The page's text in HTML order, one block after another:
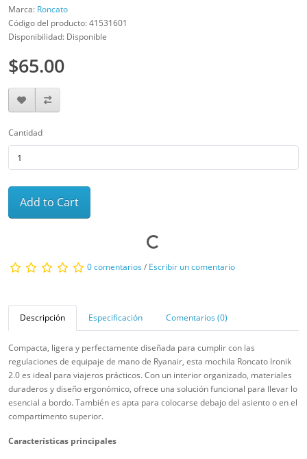
Marca: Roncato
Código del producto: 41531601
Disponibilidad: Disponible
$65.00
Cantidad
Add to Cart
0 comentarios/ Escribir un comentario
Descripción Especificación Comentarios (0)
Compacta, ligera y perfectamente diseñada para cumplir con las
regulaciones de equipaje de mano de Ryanair, esta mochila Roncato Ironik
2.0 es ideal para viajeros prácticos. Con un interior organizado, materiales
duraderos y diseño ergonómico, ofrece una solución funcional para llevar lo
esencial a bordo. También es apta para colocarse debajo del asiento o en el
compartimento superior.
Características principales